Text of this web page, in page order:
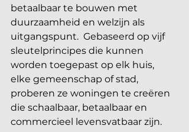
betaalbaar te bouwen met
duurzaamheid en welzijn als
uitgangspunt.  Gebaseerd op vijf
sleutelprincipes die kunnen
worden toegepast op elk huis,
elke gemeenschap of stad,
proberen ze woningen te creëren
die schaalbaar, betaalbaar en
commercieel levensvatbaar zijn.